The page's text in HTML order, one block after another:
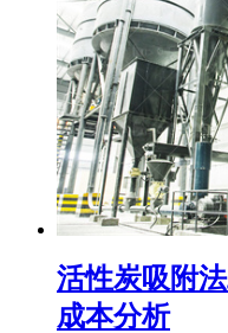
活性炭吸附
成本分析